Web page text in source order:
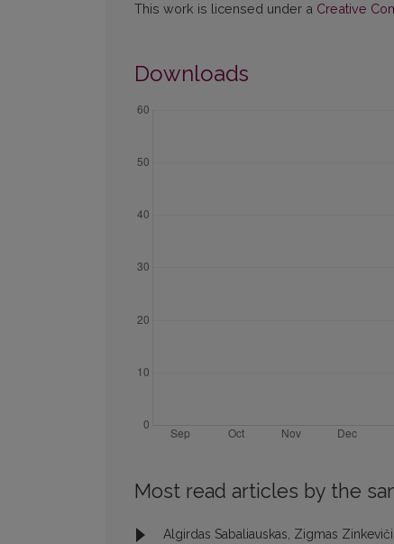
This work is licensed under a Creative
Downloads
Most read articles by the
Algirdas Sabaliauskas, Zigmas